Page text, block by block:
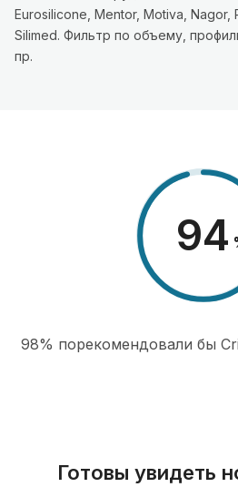
Eurosilicone, Mentor, Motiva, Nagor,
Silimed. Фильтр по объему,
пр.
98
98% порекомендовали бы
Готовы увидеть